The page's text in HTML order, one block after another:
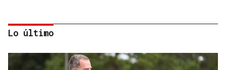
Lo último